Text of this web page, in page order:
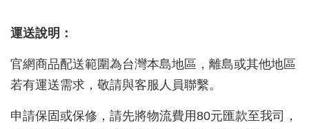
運送說明：
官網商品配送範圍為台灣本島地區，離島或其他地區
若有運送需求，敬請與客服人員聯繫。
申請保固或保修，請先將物流費用80元匯款至我司，